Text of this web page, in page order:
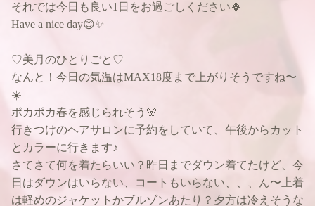
それでは今日も良い1日をお過ごしください🍀
Have a nice day😊✨
♡美月のひとりごと♡
なんと！今日の気温はMAX18度まで上がりそうですね〜
☀️
ポカポカ春を感じられそう🌸
行きつけのヘアサロンに予約をしていて、午後からカット
とカラーに行きます♪
さてさて何を着たらいい？昨日までダウン着てたけど、今
日はダウンはいらない、コートもいらない、、、ん〜上着
は軽めのジャケットかブルゾンあたり？夕方は冷えそうな